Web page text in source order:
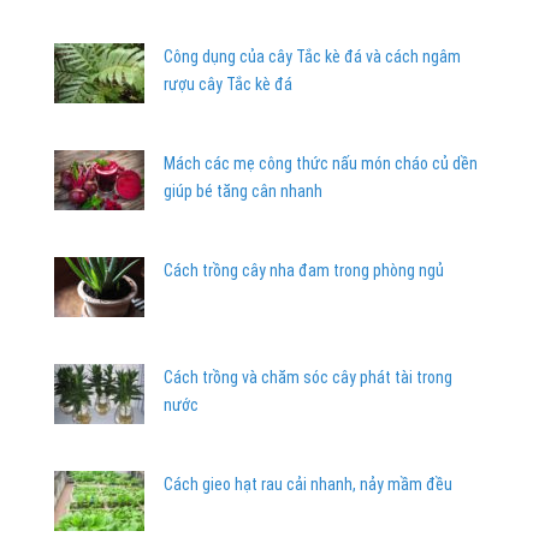
Công dụng của cây Tắc kè đá và cách ngâm
rượu cây Tắc kè đá
Mách các mẹ công thức nấu món cháo củ dền
giúp bé tăng cân nhanh
Cách trồng cây nha đam trong phòng ngủ
Cách trồng và chăm sóc cây phát tài trong
nước
Cách gieo hạt rau cải nhanh, nảy mầm đều